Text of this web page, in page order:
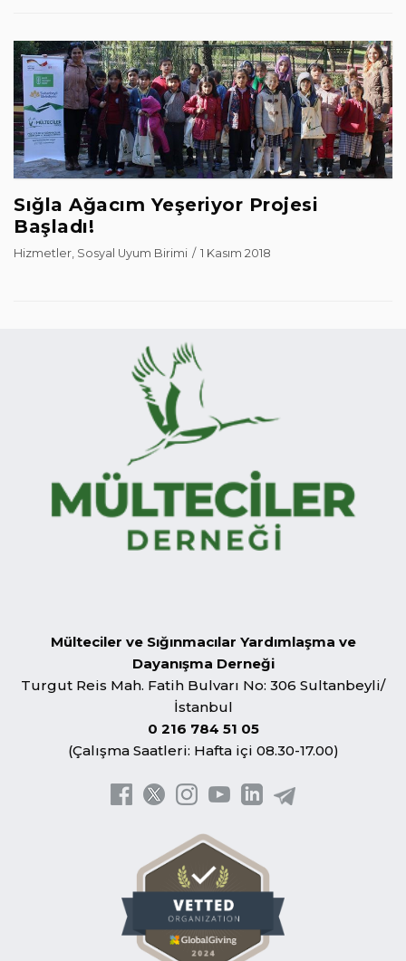
Sığla Ağacım Yeşeriyor Projesi
Başladı!
Hizmetler Sosyal Uyum Birimi 1 Kasım 2018
Mülteciler ve Sığınmacılar Yardımlaşma ve
Dayanışma Derneği
Turgut Reis Mah. Fatih Bulvarı No: 306 Sultanbeyli/
İstanbul
0 216 784 51 05
(Çalışma Saatleri: Hafta içi 08.30-17.00)